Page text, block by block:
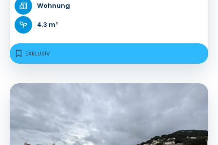
Wohnung
4.3 m²
EXKLUSIV